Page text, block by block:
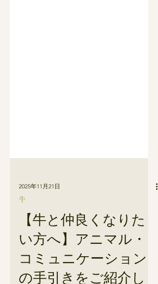
2025年11月21日
牛
【牛と仲良くなりた